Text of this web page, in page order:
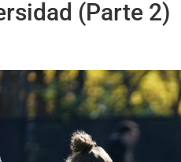
(Parte 2)